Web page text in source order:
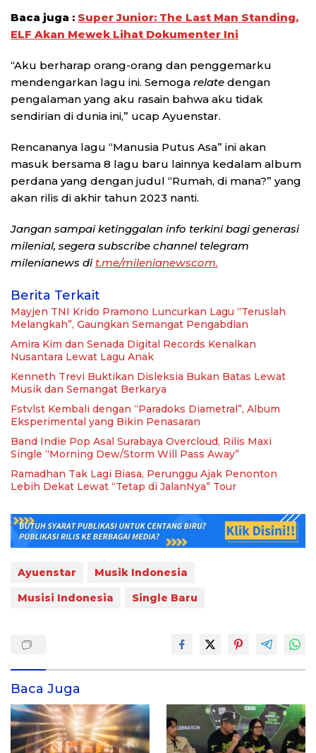
Baca juga : Super Junior: The Last Man Standing,
ELF Akan Mewek Lihat Dokumenter Ini
“Aku berharap orang-orang dan penggemarku
mendengarkan lagu ini. Semoga relate dengan
pengalaman yang aku rasain bahwa aku tidak
sendirian di dunia ini,” ucap Ayuenstar.
Rencananya lagu “Manusia Putus Asa” ini akan
masuk bersama 8 lagu baru lainnya kedalam album
perdana yang dengan judul “Rumah, di mana?” yang
akan rilis di akhir tahun 2023 nanti.
Jangan sampai ketinggalan info terkini bagi generasi
milenial, segera subscribe channel telegram
milenianews di t.me/milenianewscom.
Berita Terkait
Mayjen TNI Krido Pramono Luncurkan Lagu “Teruslah
Melangkah”, Gaungkan Semangat Pengabdian
Amira Kim dan Senada Digital Records Kenalkan
Nusantara Lewat Lagu Anak
Kenneth Trevi Buktikan Disleksia Bukan Batas Lewat
Musik dan Semangat Berkarya
Fstvlst Kembali dengan “Paradoks Diametral”, Album
Eksperimental yang Bikin Penasaran
Band Indie Pop Asal Surabaya Overcloud, Rilis Maxi
Single “Morning Dew/Storm Will Pass Away”
Ramadhan Tak Lagi Biasa, Perunggu Ajak Penonton
Lebih Dekat Lewat “Tetap di JalanNya” Tour
Ayuenstar
Musik Indonesia
Musisi Indonesia
Single Baru
Baca Juga